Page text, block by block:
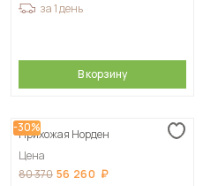
за 1 день
В корзину
-30%
Прихожая Норден
Цена
80 370 56 260